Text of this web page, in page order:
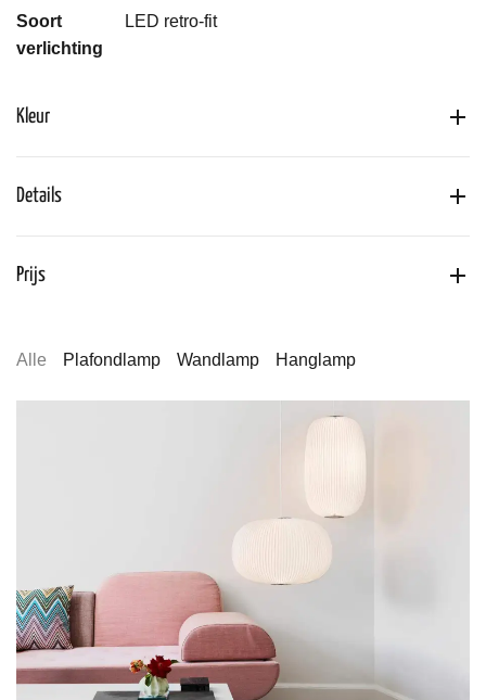
Soort
verlichting
LED retro-fit
Kleur
Details
Prijs
Alle Plafondlamp Wandlamp Hanglamp